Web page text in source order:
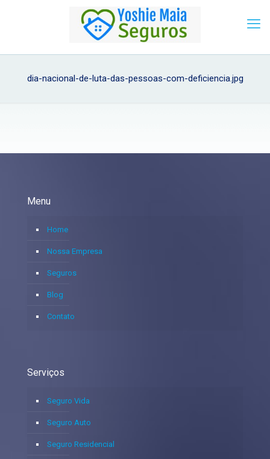
dia-nacional-de-luta-das-pessoas-com-deficiencia.jpg
Menu
Home
Nossa Empresa
Seguros
Blog
Contato
Serviços
Seguro Vida
Seguro Auto
Seguro Residencial